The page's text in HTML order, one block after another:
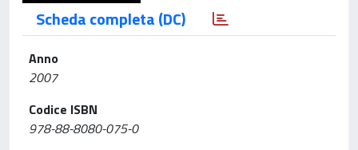
Scheda completa (DC)
Anno
2007
Codice ISBN
978-88-8080-075-0